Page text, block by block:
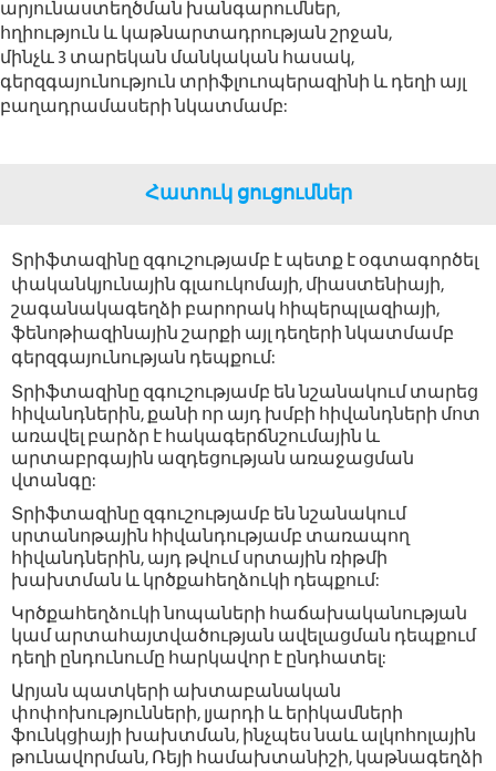
արյունաստեղծման խանգարումներ,
հղիություն և կաթնարտադրության շրջան,
մինչև 3 տարեկան մանկական հասակ,
գերզգայունություն տրիֆլուոպերազինի և դեղի այլ
բաղադրամասերի նկատմամբ:
Հատուկ ցուցումներ
Տրիֆտազինը զգուշությամբ է պետք է օգտագործել
փականկյունային գլաուկոմայի, միաստենիայի,
շագանակագեղձի բարորակ հիպերպլազիայի,
ֆենոթիազինային շարքի այլ դեղերի նկատմամբ
գերզգայունության դեպքում:
Տրիֆտազինը զգուշությամբ են նշանակում տարեց
հիվանդներին, քանի որ այդ խմբի հիվանդների մոտ
առավել բարձր է հակագերճնշումային և
արտաբրգային ազդեցության առաջացման
վտանգը:
Տրիֆտազինը զգուշությամբ են նշանակում
սրտանոթային հիվանդությամբ տառապող
հիվանդներին, այդ թվում սրտային ռիթմի
խախտման և կրծքահեղձուկի դեպքում:
Կրծքահեղձուկի նոպաների հաճախականության
կամ արտահայտվածության ավելացման դեպքում
դեղի ընդունումը հարկավոր է ընդհատել:
Արյան պատկերի ախտաբանական
փոփոխությունների, լյարդի և երիկամների
ֆունկցիայի խախտման, ինչպես նաև ալկոհոլային
թունավորման, Ռեյի համախտանիշի, կաթնագեղձի